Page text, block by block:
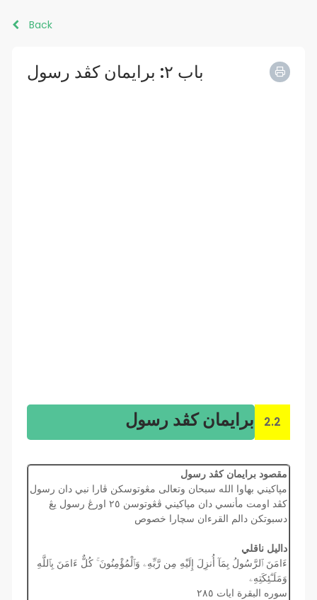
Back
باب ٢: برايمان کڤد رسول
برايمان کڤد رسول 2.2
مقصود برايمان كڤد رسول
مڽاكيني بهاوا الله سبحان وتعالى مڠوتوسكن ڤارا نبي دان رسول
كڤد اومت مأنسي دان مڽاكيني ڤڠوتوسن ٢٥ اورڠ رسول يڠ
دسبوتكن دالم القرءان سچارا خصوص
داليل ناقلي
ءَامَنَ ٱلرَّسُولُ بِمَآ أُنزِلَ إِلَيْهِ مِن رَّبِّهِۦ وَٱلْمُؤْمِنُونَ ۚ كُلٌّ ءَامَنَ بِٱللَّهِ
وَمَلَـٰٓئِكَتِهِۦ
سوره البقرة ايات ٢٨٥